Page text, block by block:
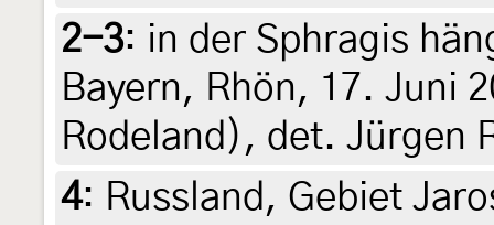
2-3: in der Sphragis
Bayern, Rhön, 17. Juni
Rodeland), det. Jürgen
4: Russland, Gebiet